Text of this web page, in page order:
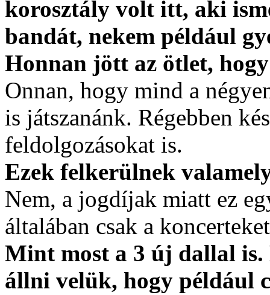
korosztály volt itt, aki
bandát, nekem például
Honnan jött az ötlet,
Onnan, hogy mind a
is játszanánk. Régebben
feldolgozásokat is.
Ezek felkerülnek
Nem, a jogdíjak miatt ez
általában csak a
Mint most a 3 új dallal
állni velük, hogy például